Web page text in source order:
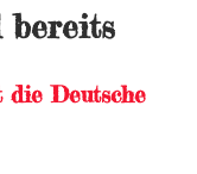
bereits
die Deutsche